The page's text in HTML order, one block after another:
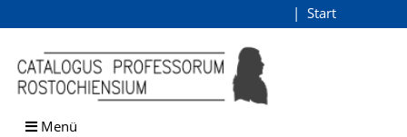
Browsen
direkt zum Inhalt
Start
Menü